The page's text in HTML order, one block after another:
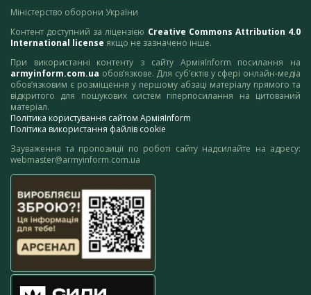
Міністерство оборони України
Контент доступний за ліцензією Creative Commons Attribution 4.0
International license якщо не зазначено інше.
При використанні контенту з сайту АрміяInform посилання на
armyinform.com.ua обов’язкове. Для суб’єктів у сфері онлайн-медіа
обов’язковим є розміщення у першому абзаці матеріалу прямого та
відкритого для пошукових систем гіперпосилання на цитований
матеріал.
Політика користування сайтом АрміяInform
Політика використання файлів cookie
Зауваження та пропозиції по роботі сайту надсилайте на адресу:
webmaster@armyinform.com.ua